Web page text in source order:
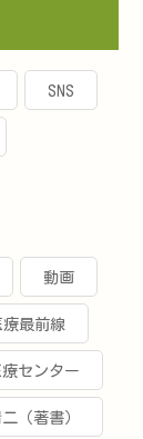
SNS
動画
最前線
センター
（著書）